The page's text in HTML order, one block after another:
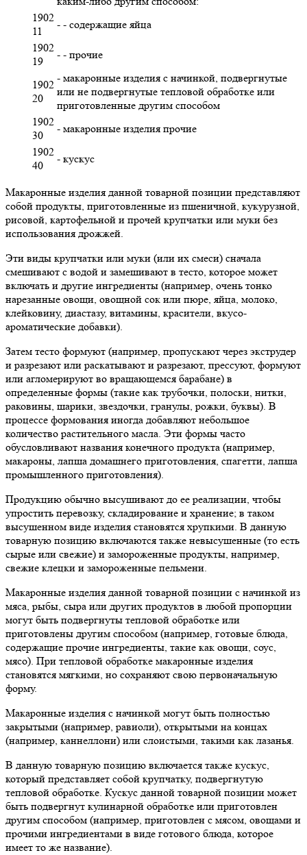
1902
11
- - содержащие яйца
1902
19
- - прочие
1902
20
- макаронные изделия с начинкой, подвергнутые
или не подвергнутые тепловой обработке или
приготовленные другим способом
1902
30
- макаронные изделия прочие
1902
40
- кускус
Макаронные изделия данной товарной позиции представляют
собой продукты, приготовленные из пшеничной, кукурузной,
рисовой, картофельной и прочей крупчатки или муки без
использования дрожжей.
Эти виды крупчатки или муки (или их смеси) сначала
смешивают с водой и замешивают в тесто, которое может
включать и другие ингредиенты (например, очень тонко
нарезанные овощи, овощной сок или пюре, яйца, молоко,
клейковину, диастазу, витамины, красители, вкусо-
ароматические добавки).
Затем тесто формуют (например, пропускают через экструдер
и разрезают или раскатывают и разрезают, прессуют, формуют
или агломерируют во вращающемся барабане) в
определенные формы (такие как трубочки, полоски, нитки,
раковины, шарики, звездочки, гранулы, рожки, буквы). В
процессе формования иногда добавляют небольшое
количество растительного масла. Эти формы часто
обусловливают названия конечного продукта (например,
макароны, лапша домашнего приготовления, спагетти, лапша
промышленного приготовления).
Продукцию обычно высушивают до ее реализации, чтобы
упростить перевозку, складирование и хранение; в таком
высушенном виде изделия становятся хрупкими. В данную
товарную позицию включаются также невысушенные (то есть
сырые или свежие) и замороженные продукты, например,
свежие клецки и замороженные пельмени.
Макаронные изделия данной товарной позиции с начинкой из
мяса, рыбы, сыра или других продуктов в любой пропорции
могут быть подвергнуты тепловой обработке или
приготовлены другим способом (например, готовые блюда,
содержащие прочие ингредиенты, такие как овощи, соус,
мясо). При тепловой обработке макаронные изделия
становятся мягкими, но сохраняют свою первоначальную
форму.
Макаронные изделия с начинкой могут быть полностью
закрытыми (например, равиоли), открытыми на концах
(например, каннеллони) или слоистыми, такими как лазанья.
В данную товарную позицию включается также кускус,
который представляет собой крупчатку, подвергнутую
тепловой обработке. Кускус данной товарной позиции может
быть подвергнут кулинарной обработке или приготовлен
другим способом (например, приготовлен с мясом, овощами и
прочими ингредиентами в виде готового блюда, которое
имеет то же название).